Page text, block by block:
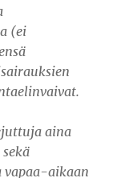
(ei
aina
aikaan